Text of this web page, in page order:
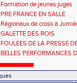
Formation de jeunes juges
PRE FRANCE EN SALLE
Régionaux de cross à
GALETTE DES ROIS
FOULEES DE LA PRESSE
BELLES PERFORMANCES